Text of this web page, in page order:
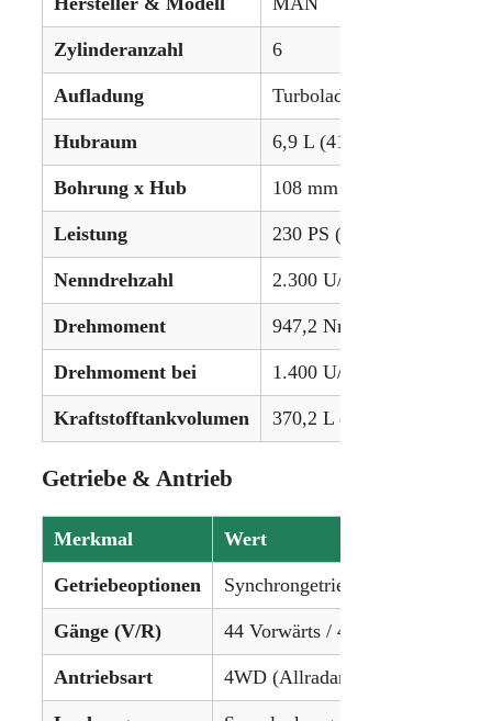
Zylinderanzahl 6
Aufladung Turbolader
Hubraum 6,9 L (419,21 in³)
Bohrung x Hub 108 mm × 125 mm (4,25
Leistung 230 PS (171,5 kW)
Nenndrehzahl 2.300 U/min
Drehmoment 947,2 Nm (698,5 lb-ft)
Drehmoment bei 1.400 U/min
Kraftstofftankvolumen 370,2 L (97,8 gal)
Getriebe & Antrieb
Merkmal Wert
Getriebeoptionen Synchrongetriebe
Gänge (V/R) 44 Vorwärts / 44 Rückwärts
Antriebsart 4WD (Allradantrieb)